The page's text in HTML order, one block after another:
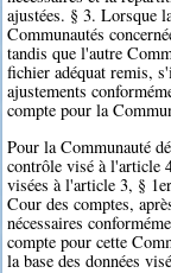
ajustées. § 3. Lorsque
Communautés
tandis que l'autre
fichier adéquat remis,
ajustements
compte pour la
Pour la Communauté
contrôle visé à l'article
visées à l'article 3, §
Cour des comptes,
nécessaires
compte pour cette
la base des données